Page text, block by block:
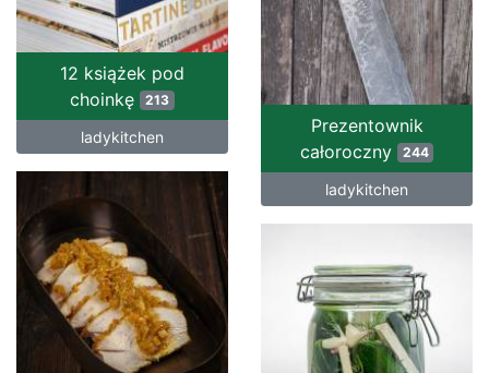
12 książek pod
choinkę 213
ladykitchen
Prezentownik
całoroczny
244
ladykitchen